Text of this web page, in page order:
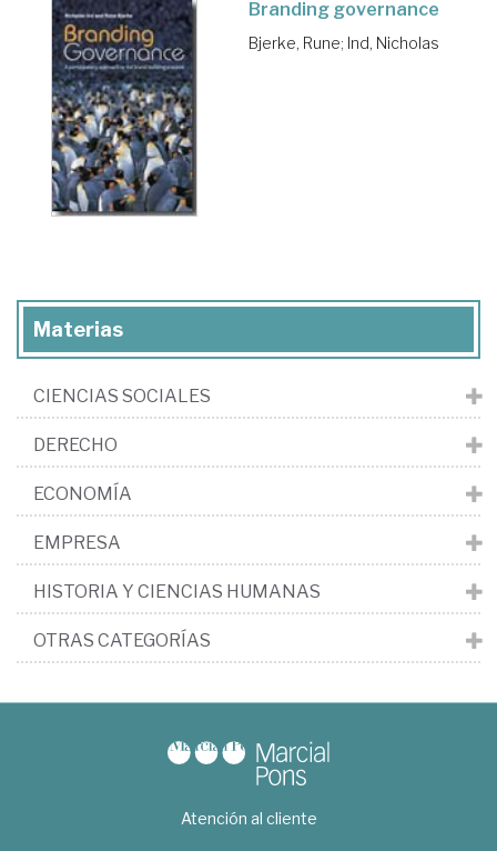
Branding governance
Bjerke, Rune; Ind, Nicholas
Materias
CIENCIAS SOCIALES
DERECHO
ECONOMÍA
EMPRESA
HISTORIA Y CIENCIAS HUMANAS
OTRAS CATEGORÍAS
Atención al cliente